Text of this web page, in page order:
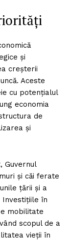
și
creșterii
Aceste
cu potențialul
economia
de
și
Guvernul
și căi ferate
țării și a
în
mobilitate
scopul de a
vieții în